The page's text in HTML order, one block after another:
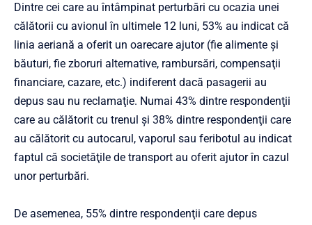
Dintre cei care au întâmpinat perturbări cu ocazia unei
călătorii cu avionul în ultimele 12 luni, 53% au indicat că
linia aeriană a oferit un oarecare ajutor (fie alimente şi
băuturi, fie zboruri alternative, rambursări, compensaţii
financiare, cazare, etc.) indiferent dacă pasagerii au
depus sau nu reclamaţie. Numai 43% dintre respondenţii
care au călătorit cu trenul şi 38% dintre respondenţii care
au călătorit cu autocarul, vaporul sau feribotul au indicat
faptul că societăţile de transport au oferit ajutor în cazul
unor perturbări.
De asemenea, 55% dintre respondenţii care depus